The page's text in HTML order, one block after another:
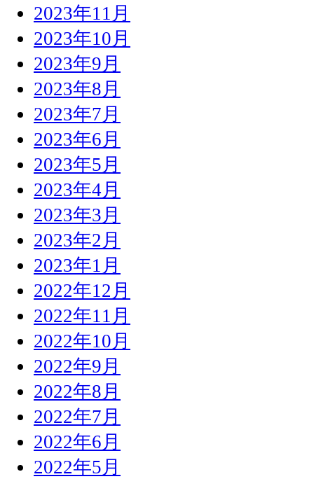
2023年11月
2023年10月
2023年9月
2023年8月
2023年7月
2023年6月
2023年5月
2023年4月
2023年3月
2023年2月
2023年1月
2022年12月
2022年11月
2022年10月
2022年9月
2022年8月
2022年7月
2022年6月
2022年5月